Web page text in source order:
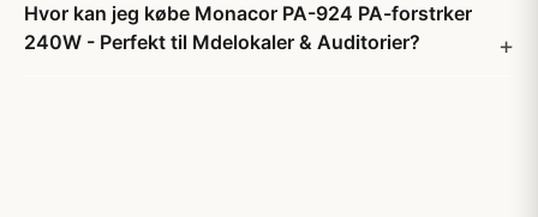
Hvor kan jeg købe Monacor PA-924 PA-forstrker
240W - Perfekt til Mdelokaler & Auditorier?